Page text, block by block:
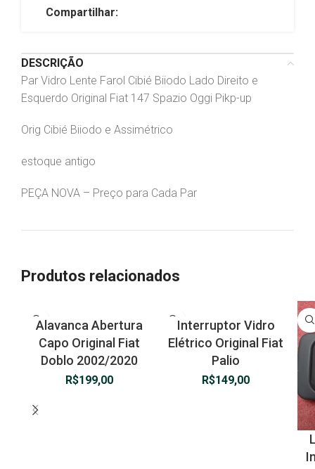
Compartilhar:
DESCRIÇÃO
Par Vidro Lente Farol Cibié Biiodo Lado Direito e
Esquerdo Original Fiat 147 Spazio Oggi Pikp-up
Orig Cibié Biiodo e Assimétrico
estoque antigo
PEÇA NOVA – Preço para Cada Par
Produtos relacionados
Alavanca Abertura
Capo Original Fiat
Doblo 2002/2020
R$199,00
Interruptor Vidro
Elétrico Original Fiat
Palio
R$149,00